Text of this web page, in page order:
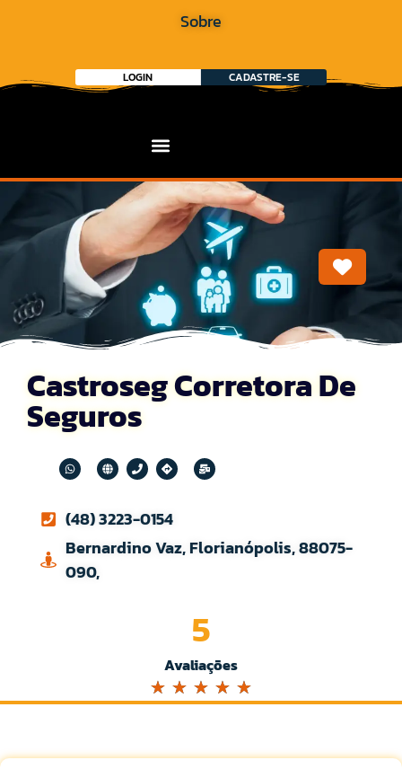
Sobre
LOGIN CADASTRE-SE
Castroseg Corretora De
Seguros
(48) 3223-0154
Bernardino Vaz, Florianópolis, 88075-
090,
Avaliações
5
☆ ☆ ☆ ☆ ☆